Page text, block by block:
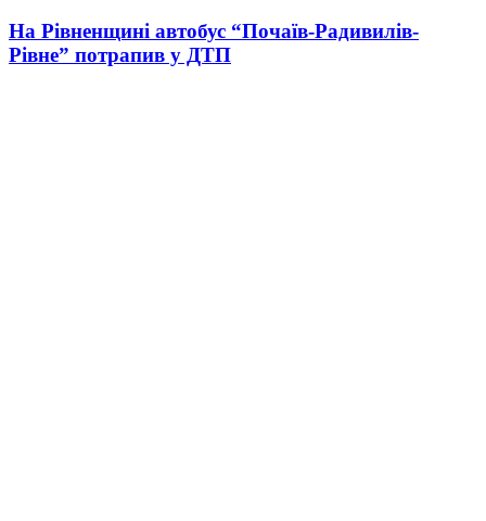
На Рівненщині автобус “Почаїв-Радивилів-
Рівне” потрапив у ДТП